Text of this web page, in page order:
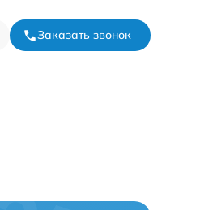
Заказать звонок